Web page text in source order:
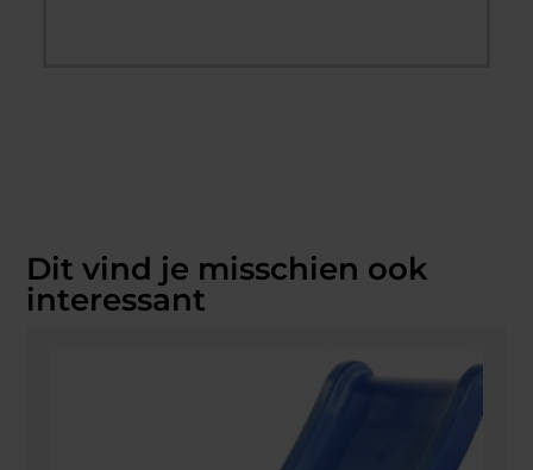
Dit vind je misschien ook
interessant